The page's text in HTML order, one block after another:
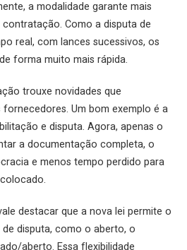
a modalidade garante mais
Como a disputa de
real, com lances sucessivos, os
forma muito mais rápida.
trouxe novidades que
Um bom exemplo é a
e disputa. Agora, apenas o
a documentação completa, o
e menos tempo perdido para
destacar que a nova lei permite o
disputa, como o aberto, o
aberto. Essa flexibilidade